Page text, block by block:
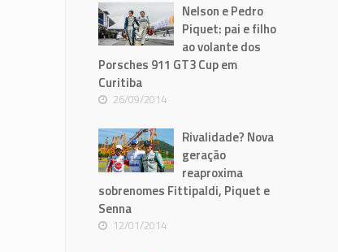
Nelson e Pedro
Piquet: pai e filho
ao volante dos
Porsches 911 GT3 Cup em
Curitiba
26/09/2014
Rivalidade? Nova
geração
reaproxima
sobrenomes Fittipaldi, Piquet e
Senna
12/01/2014